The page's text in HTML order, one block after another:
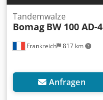
Frankreich 817 km
Tandemwalze
Bomag BW 100 AD-4
Anfragen